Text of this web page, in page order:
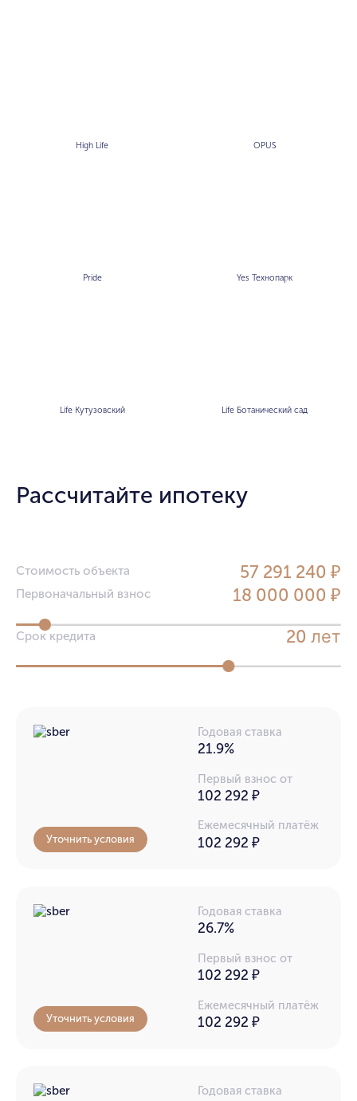
High Life OPUS
Pride Yes Технопарк
Life Кутузовский Life Ботанический сад
Рассчитайте ипотеку
Стоимость объекта 57 291 240 ₽
Первоначальный взнос 18 000 000 ₽
Срок кредита 20 лет
Годовая ставка
21.9%
Первый взнос от
102 292 ₽
Ежемесячный платёж
102 292 ₽
Уточнить условия
Годовая ставка
26.7%
Первый взнос от
102 292 ₽
Ежемесячный платёж
102 292 ₽
Уточнить условия
Годовая ставка